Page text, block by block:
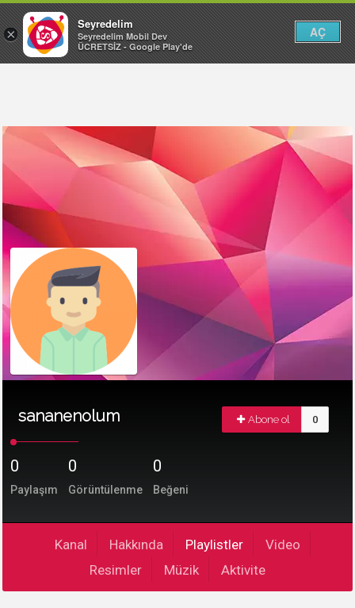
sananenolum Abone ol 0
0
Paylaşım
0
Görüntülenme
0
Beğeni
Kanal Hakkında Playlistler
Video
Resimler
Müzik Aktivite
×
Seyredelim
Seyredelim Mobil Dev
ÜCRETSİZ - Google Play'de
AÇ